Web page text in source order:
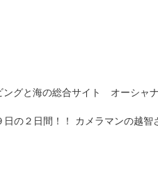
ングと海の総合サイト オーシャナ
日の２日間 ！！ カメラマンの越智